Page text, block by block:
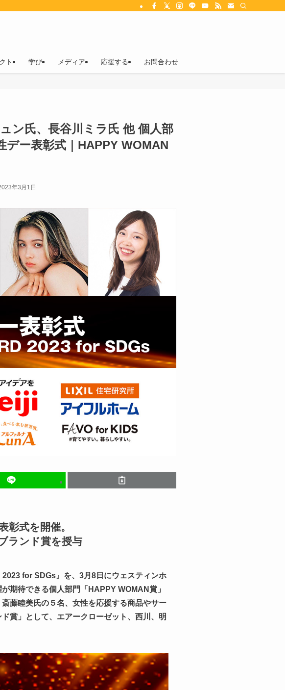
ト 学び メディア 応援する お問合わせ
ン氏、長谷川ミラ氏 他 個人部
デー表彰式｜HAPPY WOMAN
年3月1日
式を開催。
ランド賞を授与
for SDGs』を、3月8日にウェスティンホ
期待できる個人部門「HAPPY WOMAN賞」
藤睦美氏の５名、女性を応援する商品やサー
賞」として、エアークローゼット、西川、明